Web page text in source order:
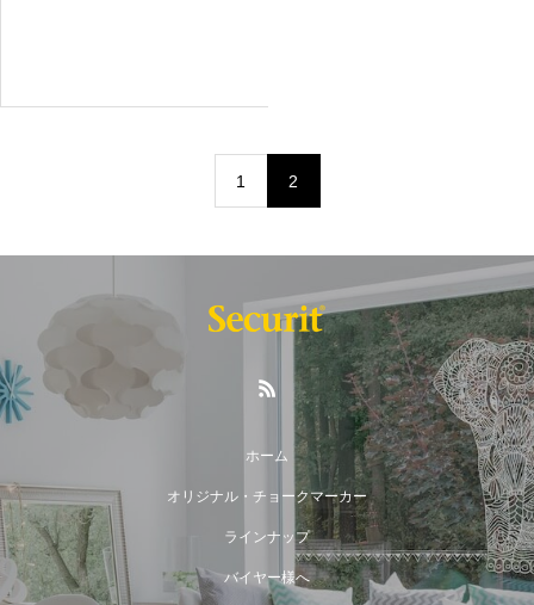
1 2
ホーム
オリジナル・チョークマーカー
ラインナップ
バイヤー様へ